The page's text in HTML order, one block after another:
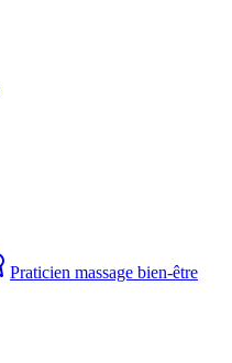
Praticien massage bien-être